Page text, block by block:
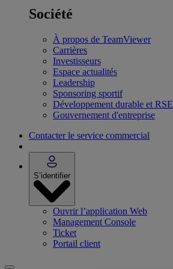
Société
À propos de TeamViewer
Carrières
Investisseurs
Espace actualités
Leadership
Sponsoring sportif
Développement durable et RSE
Gouvernement d'entreprise
Contacter le service commercial
S’identifier
Ouvrir l’application Web
Management Console
Ticket
Portail client